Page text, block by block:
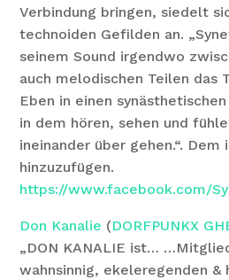
Verbindung bringen, siedelt
technoiden Gefilden an.
seinem Sound irgendwo
auch melodischen Teilen das
Eben in einen
in dem hören, sehen und
ineinander über gehen.“. Dem
hinzuzufügen.
https://www.facebook.com/
Don Kanalie (DORFPUNKX
„DON KANALIE ist…
wahnsinnig, ekeleregenden &